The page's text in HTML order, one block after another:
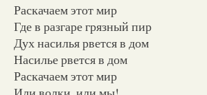
Раскачаем этот мир
Где в разгаре грязный пир
Дух насилья рвется в дом
Насилье рвется в дом
Раскачаем этот мир